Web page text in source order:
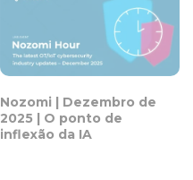
Nozomi | Dezembro de
2025 | O ponto de
inflexão da IA